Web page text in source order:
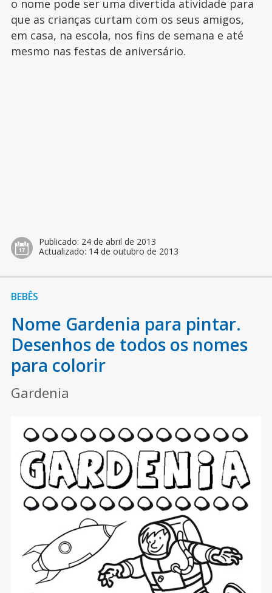
o nome pode ser uma divertida atividade para
que as crianças curtam com os seus amigos,
em casa, na escola, nos fins de semana e até
mesmo nas festas de aniversário.
Publicado: 24 de abril de 2013
Actualizado: 14 de outubro de 2013
BEBÊS
Nome Gardenia para pintar.
Desenhos de todos os nomes
para colorir
Gardenia